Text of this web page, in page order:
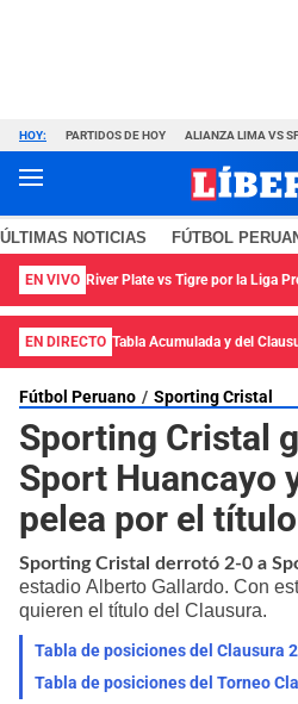
HOY: PARTIDOS DE HOY ALIANZA LIMA VS
ÚLTIMAS NOTICIAS FÚTBOL
EN VIVO River Plate vs Tigre por la Liga
EN DIRECTO Tabla Acumulada y del
Fútbol Peruano Sporting Cristal
Sporting Cristal
Sport Huancayo
pelea por el
Sporting Cristal derrotó 2-0 a
estadio Alberto Gallardo. Con
quieren el título del Clausura.